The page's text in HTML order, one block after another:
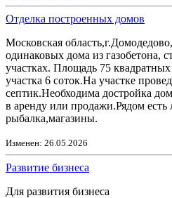
Отделка построенных домов
Московская
одинаковых дома из газобетона,
участках. Площадь 75
участка 6 соток.На участке
септик.Необходима достройка
в аренду или продажи.Рядом есть
рыбалка,магазины.
Изменен: 26.05.2026
Развитие бизнеса
Для развития бизнеса